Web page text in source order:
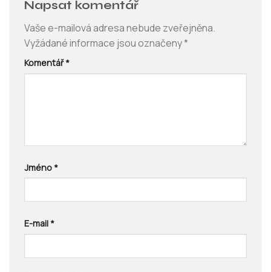
Napsat komentář
Vaše e-mailová adresa nebude zveřejněna.
Vyžádané informace jsou označeny*
Komentář*
Jméno *
E-mail *